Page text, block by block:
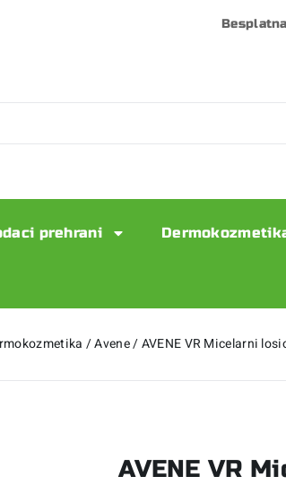
prehrani
/Avene/AVENE VR Micelarni
AVENE VR